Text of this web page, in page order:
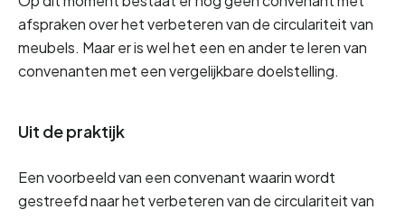
afspraken over het verbeteren van de circulariteit van
meubels. Maar er is wel het een en ander te leren van
convenanten met een vergelijkbare doelstelling.
Uit de praktijk
Een voorbeeld van een convenant waarin wordt
gestreefd naar het verbeteren van de circulariteit van